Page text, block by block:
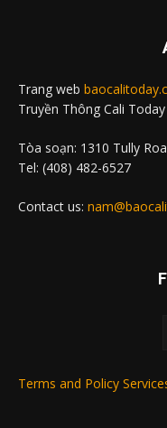
Trang web
Truyền Thông Cali Today
Tòa soạn: 1310 Tully
Tel: (408) 482-6527
Contact us:
Terms and Policy